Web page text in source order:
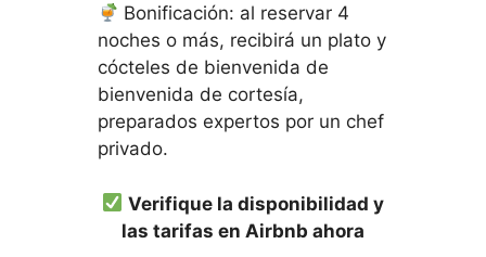
Bonificación: al reservar 4
noches o más, recibirá un plato y
cócteles de bienvenida de
bienvenida de cortesía,
preparados expertos por un chef
privado.
Verifique la disponibilidad y
las tarifas en Airbnb ahora